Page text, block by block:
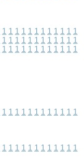
1 1 1 1 1 1 1 1 1 1 1 1
1 1 1 1 1 1 1 1 1 1 1 1
1 1 1 1 1 1 1 1 1 1 1 1
1 1 1 1 1 1 1 1 1 1 1 1
1 1 1 1 1 1 1 1 1 1 1 1